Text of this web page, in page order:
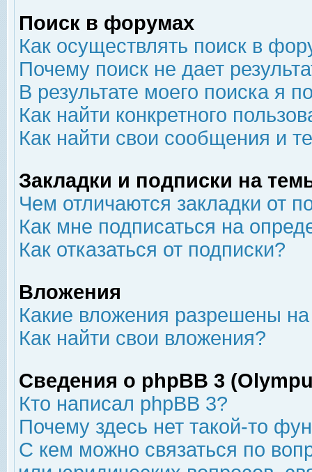
Поиск в форумах
Как осуществлять поиск в
Почему поиск не дает
В результате моего поиска я
Как найти конкретного
Как найти свои сообщения и
Закладки и подписки на
Чем отличаются закладки от
Как мне подписаться на
Как отказаться от подписки?
Вложения
Какие вложения разрешены
Как найти свои вложения?
Сведения о phpBB 3
Кто написал phpBB 3?
Почему здесь нет такой-то
С кем можно связаться по